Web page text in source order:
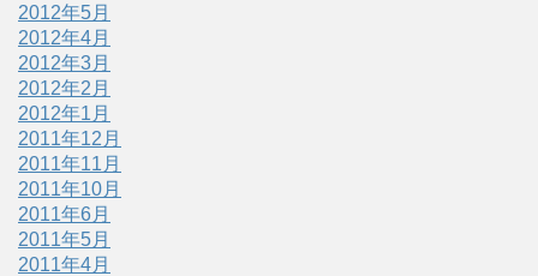
2012年5月
2012年4月
2012年3月
2012年2月
2012年1月
2011年12月
2011年11月
2011年10月
2011年6月
2011年5月
2011年4月